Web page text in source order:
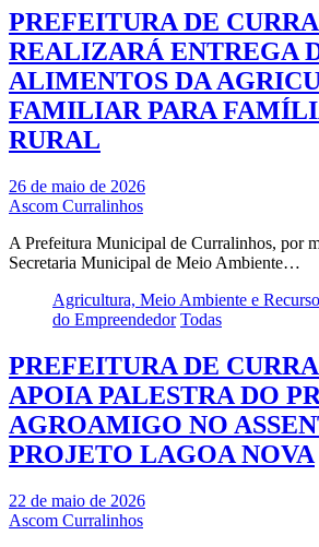
PREFEITURA DE
REALIZARÁ ENTREGA
ALIMENTOS DA
FAMILIAR PARA
RURAL
26 de maio de 2026
Ascom Curralinhos
A Prefeitura Municipal de Curralinhos, por
Secretaria Municipal de Meio Ambiente…
Agricultura, Meio Ambiente e
do Empreendedor Todas
PREFEITURA DE
APOIA PALESTRA DO
AGROAMIGO NO
PROJETO LAGOA NOVA
22 de maio de 2026
Ascom Curralinhos